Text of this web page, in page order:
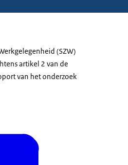
(SZW)
artikel 2 van de
van het onderzoek